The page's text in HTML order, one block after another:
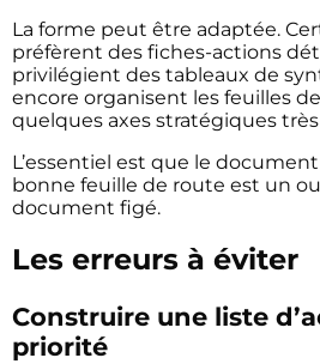
La forme peut être adaptée.
préfèrent des fiches-actions
privilégient des tableaux de
encore organisent les feuilles
quelques axes stratégiques très
L’essentiel est que le
bonne feuille de route est un
document figé.
Les erreurs à éviter
Construire une liste
priorité